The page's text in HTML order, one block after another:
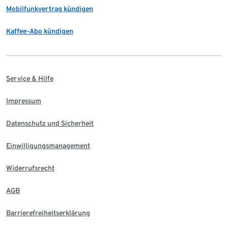
Mobilfunkvertrag kündigen
Kaffee-Abo kündigen
Service & Hilfe
Impressum
Datenschutz und Sicherheit
Einwilligungsmanagement
Widerrufsrecht
AGB
Barrierefreiheitserklärung